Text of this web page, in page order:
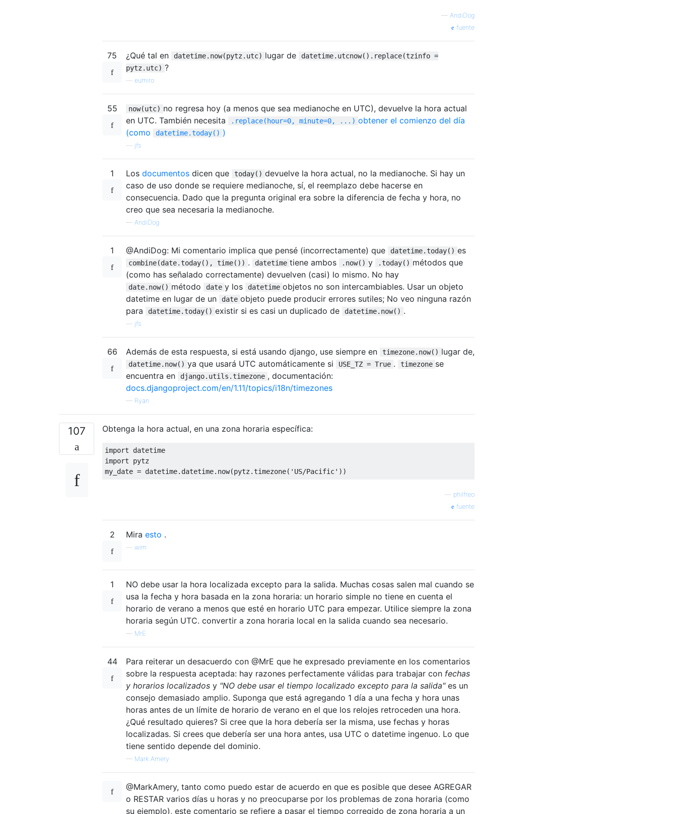
— AndiDog
fuente
75 ¿Qué tal en datetime.now(pytz.utc) lugar de
datetime.utcnow().replace(tzinfo =
pytz.utc) ?
eumiro
55 now(utc) no regresa hoy (a menos que sea medianoche en UTC), devuelve la hora actual
en UTC. También necesita
.replace(hour=0, minute=0, ...) obtener el comienzo del día
(como
datetime.today() )
jfs
1 Los documentos dicen que today() devuelve la hora actual, no la medianoche. Si hay un
caso de uso donde se requiere medianoche, sí, el reemplazo debe hacerse en
consecuencia. Dado que la pregunta original era sobre la diferencia de fecha y hora, no
creo que sea necesaria la medianoche.
— AndiDog
1 @AndiDog: Mi comentario implica que pensé (incorrectamente) que datetime.today() es
combine(date.today(), time()) . datetime tiene ambos .now() y .today() métodos que
(como has señalado correctamente) devuelven (casi) lo mismo. No hay
date.now() método date y los datetime objetos no son intercambiables. Usar un objeto
datetime en lugar de un
date objeto puede producir errores sutiles; No veo ninguna razón
para
datetime.today() existir si es casi un duplicado de datetime.now() .
jfs
66 Además de esta respuesta, si está usando django, use siempre en timezone.now() lugar de,
datetime.now() ya que usará UTC automáticamente si USE_TZ = True . timezone se
encuentra en
django.utils.timezone , documentación:
docs.djangoproject.com/en/1.11/topics/i18n/timezones
— Ryan
107 Obtenga la hora actual, en una zona horaria específica:
import
import pytz
my_date = datetime. datetime. now(pytz.timezone( 'US/Pacific' ))
philfreo
fuente
2 Mira esto .
wim
1
NO debe usar la hora localizada excepto para la salida. Muchas cosas salen mal cuando se
usa la fecha y hora basada en la zona horaria: un horario simple no tiene en cuenta el
horario de verano a menos que esté en horario UTC para empezar. Utilice siempre la zona
horaria según UTC. convertir a zona horaria local en la salida cuando sea necesario.
— MrE
44
Para reiterar un desacuerdo con @MrE que he expresado previamente en los comentarios
sobre la respuesta aceptada: hay razones perfectamente válidas para trabajar con fechas
y horarios localizados y "NO debe usar el tiempo localizado excepto para la salida"es un
consejo demasiado amplio. Suponga que está agregando 1 día a una fecha y hora unas
horas antes de un límite de horario de verano en el que los relojes retroceden una hora.
¿Qué resultado quieres? Si cree que la hora debería ser la misma, use fechas y horas
localizadas. Si crees que debería ser una hora antes, usa UTC o datetime ingenuo. Lo que
tiene sentido depende del dominio.
— Mark Amery
@MarkAmery, tanto como puedo estar de acuerdo en que es posible que desee AGREGAR
o RESTAR varios días u horas y no preocuparse por los problemas de zona horaria (como
su ejemplo), este comentario se refiere a pasar el tiempo corregido de zona horaria a un